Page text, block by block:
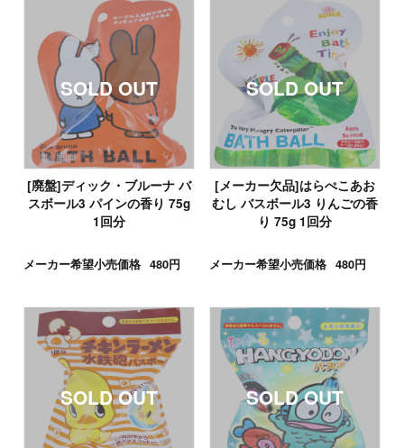
[廃盤]ディック・ブルーナ バ
スボール3 パインの香り 75g
1回分
メーカー希望小売価格 480円
[メーカー欠品]はらぺこあお
むし バスボール3 りんごの香
り 75g 1回分
メーカー希望小売価格 480円